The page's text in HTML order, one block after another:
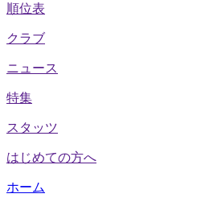
順位表
クラブ
ニュース
特集
スタッツ
はじめての方へ
ホーム